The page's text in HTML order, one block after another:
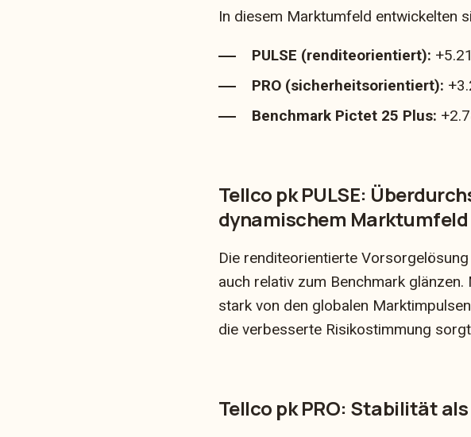
In diesem Marktumfeld entwickelten
PULSE (renditeorientiert):
PRO (sicherheitsorientiert):
Benchmark Pictet 25 Plus:
Tellco pk PULSE:
dynamischem Marktumfeld
Die renditeorientierte
auch relativ zum Benchmark
stark von den globalen
die verbesserte Risikostimmung
Tellco pk PRO: Stabilität